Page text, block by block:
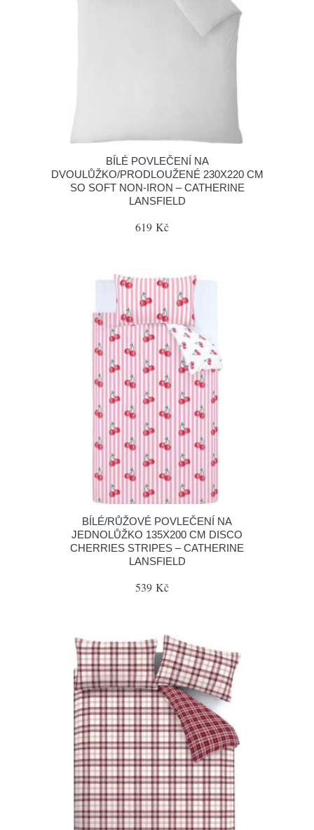
BÍLÉ POVLEČENÍ NA
DVOULŮŽKO/PRODLOUŽENÉ 230X220 CM
SO SOFT NON-IRON – CATHERINE
LANSFIELD
619 Kč
BÍLÉ/RŮŽOVÉ POVLEČENÍ NA
JEDNOLŮŽKO 135X200 CM DISCO
CHERRIES STRIPES – CATHERINE
LANSFIELD
539 Kč